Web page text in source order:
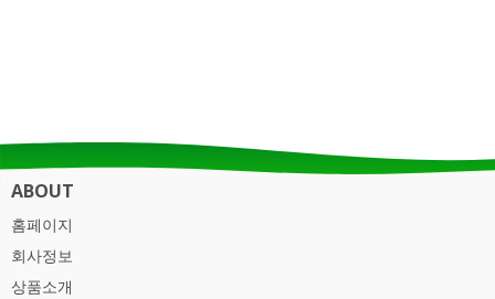
ABOUT
홈페이지
회사정보
상품소개